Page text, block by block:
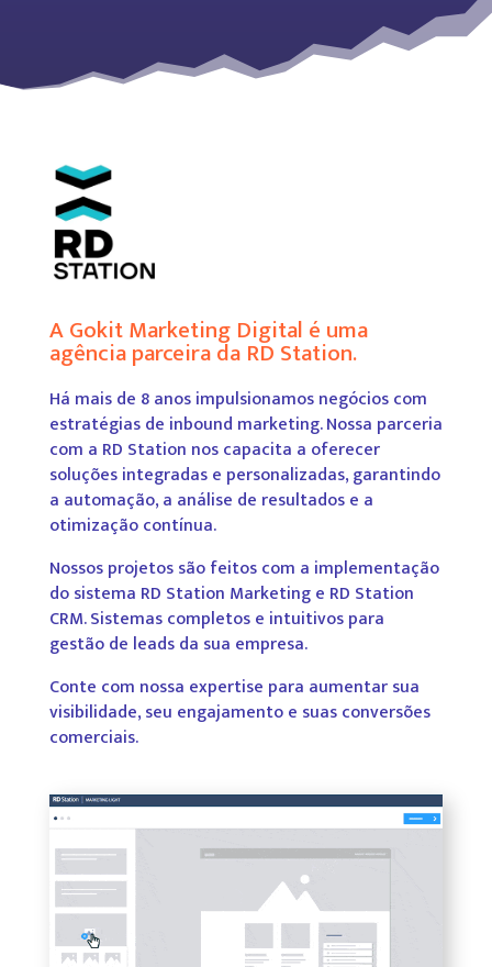
A Gokit Marketing Digital é uma
agência parceira da RD Station.
Há mais de 8 anos impulsionamos negócios com
estratégias de inbound marketing. Nossa parceria
com a RD Station nos capacita a oferecer
soluções integradas e personalizadas, garantindo
a automação, a análise de resultados e a
otimização contínua.
Nossos projetos são feitos com a implementação
do sistema RD Station Marketing e RD Station
CRM. Sistemas completos e intuitivos para
gestão de leads da sua empresa.
Conte com nossa expertise para aumentar sua
visibilidade, seu engajamento e suas conversões
comerciais.